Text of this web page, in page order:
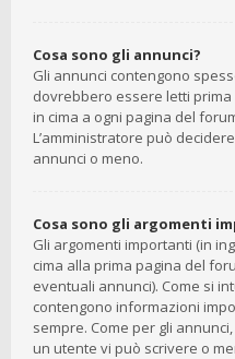
Cosa sono gli annunci?
Gli annunci contengono
dovrebbero essere letti
in cima a ogni pagina del
L’amministratore può
annunci o meno.
Cosa sono gli argomenti
Gli argomenti importanti (in
cima alla prima pagina del
eventuali annunci). Come si
contengono informazioni
sempre. Come per gli
un utente vi può scrivere o